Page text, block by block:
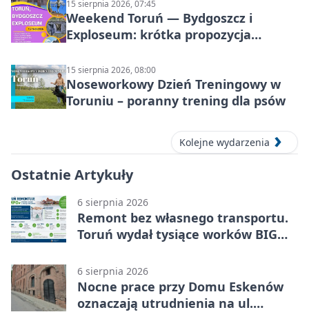
15 sierpnia 2026, 07:45
Weekend Toruń — Bydgoszcz i
Exploseum: krótka propozycja
15 sierpnia 2026, 08:00
Noseworkowy Dzień Treningowy w
Toruniu – poranny trening dla psów
Kolejne wydarzenia
Ostatnie Artykuły
6 sierpnia 2026
Remont bez własnego transportu.
Toruń wydał tysiące worków BIG
6 sierpnia 2026
Nocne prace przy Domu Eskenów
oznaczają utrudnienia na ul.